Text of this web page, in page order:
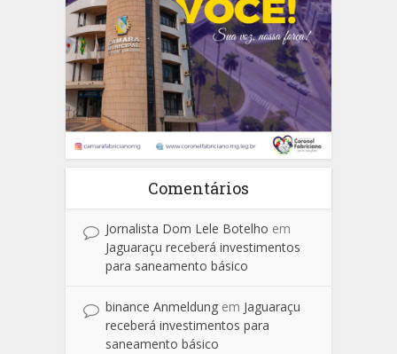
Comentários
Jornalista Dom Lele Botelho em
Jaguaraçu receberá investimentos
para saneamento básico
binance Anmeldung em Jaguaraçu
receberá investimentos para
saneamento básico